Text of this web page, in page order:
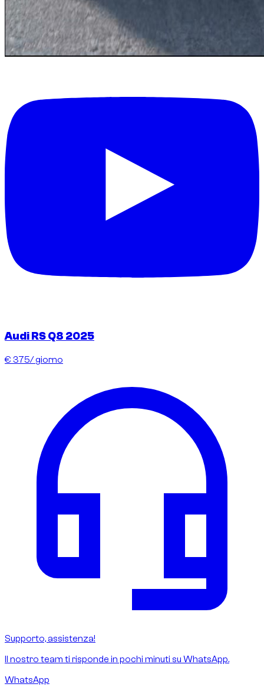
Audi RS Q8 2025
€ 375/ giorno
Supporto, assistenza!
Il nostro team ti risponde in pochi minuti su WhatsApp.
WhatsApp